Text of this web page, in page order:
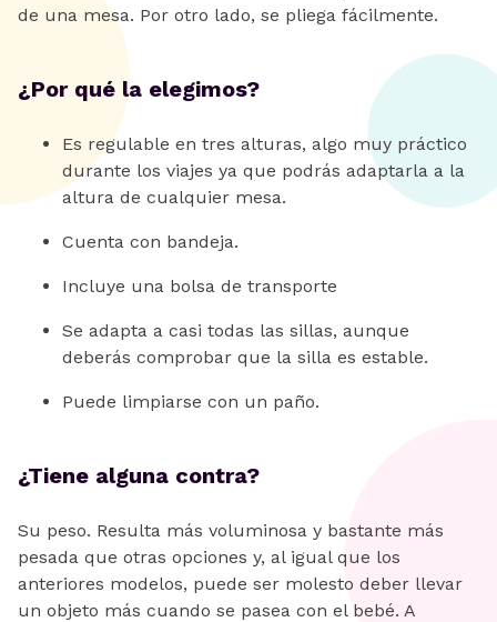
de una mesa. Por otro lado, se pliega fácilmente.
¿Por qué la elegimos?
Es regulable en tres alturas, algo muy práctico
durante los viajes ya que podrás adaptarla a la
altura de cualquier mesa.
Cuenta con bandeja.
Incluye una bolsa de transporte
Se adapta a casi todas las sillas, aunque
deberás comprobar que la silla es estable.
Puede limpiarse con un paño.
¿Tiene alguna contra?
Su peso. Resulta más voluminosa y bastante más
pesada que otras opciones y, al igual que los
anteriores modelos, puede ser molesto deber llevar
un objeto más cuando se pasea con el bebé. A